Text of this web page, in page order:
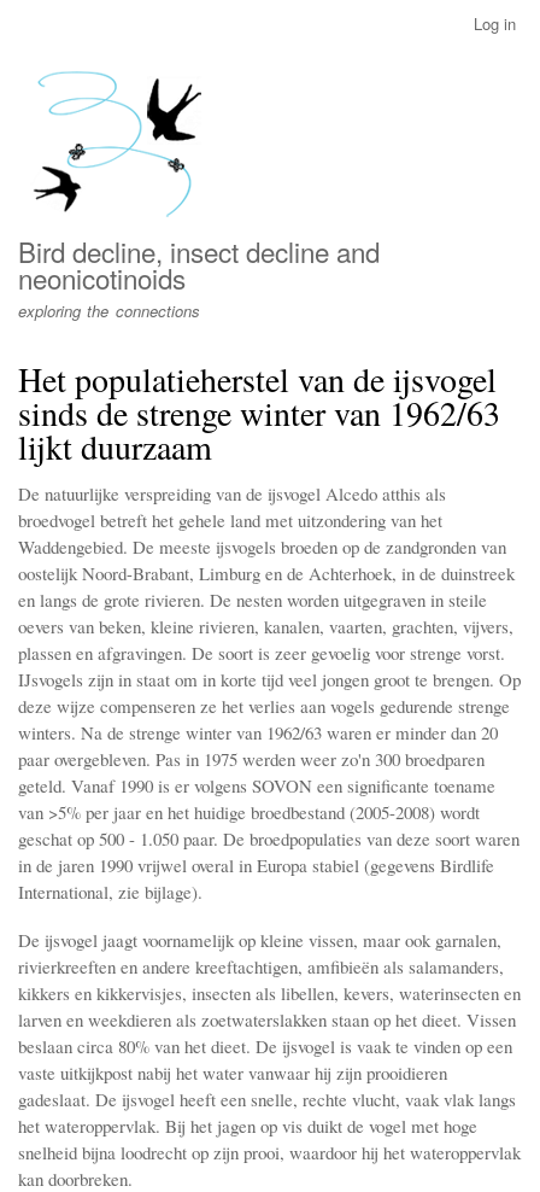
menu
Log in
Bird decline, insect decline and
neonicotinoids
exploring the connections
Het populatieherstel van de ijsvogel
sinds de strenge winter van 1962/63
lijkt duurzaam
De natuurlijke verspreiding van de ijsvogel Alcedo atthis als
broedvogel betreft het gehele land met uitzondering van het
Waddengebied. De meeste ijsvogels broeden op de zandgronden van
oostelijk Noord-Brabant, Limburg en de Achterhoek, in de duinstreek
en langs de grote rivieren. De nesten worden uitgegraven in steile
oevers van beken, kleine rivieren, kanalen, vaarten, grachten, vijvers,
plassen en afgravingen. De soort is zeer gevoelig voor strenge vorst.
IJsvogels zijn in staat om in korte tijd veel jongen groot te brengen. Op
deze wijze compenseren ze het verlies aan vogels gedurende strenge
winters. Na de strenge winter van 1962/63 waren er minder dan 20
paar overgebleven. Pas in 1975 werden weer zo'n 300 broedparen
geteld. Vanaf 1990 is er volgens SOVON een significante toename
van >5% per jaar en het huidige broedbestand (2005-2008) wordt
geschat op 500 - 1.050 paar. De broedpopulaties van deze soort waren
in de jaren 1990 vrijwel overal in Europa stabiel (gegevens Birdlife
International, zie bijlage).
De ijsvogel jaagt voornamelijk op kleine vissen, maar ook garnalen,
rivierkreeften en andere kreeftachtigen, amfibieën als salamanders,
kikkers en kikkervisjes, insecten als libellen, kevers, waterinsecten en
larven en weekdieren als zoetwaterslakken staan op het dieet. Vissen
beslaan circa 80% van het dieet. De ijsvogel is vaak te vinden op een
vaste uitkijkpost nabij het water vanwaar hij zijn prooidieren
gadeslaat. De ijsvogel heeft een snelle, rechte vlucht, vaak vlak langs
het wateroppervlak. Bij het jagen op vis duikt de vogel met hoge
snelheid bijna loodrecht op zijn prooi, waardoor hij het wateroppervlak
kan doorbreken.